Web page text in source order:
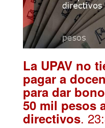
La UPAV no
pagar a
para dar
50 mil pesos
directivos.